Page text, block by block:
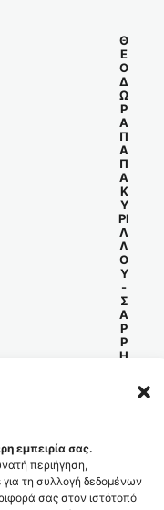
εμπειρία σας.
περιήγηση,
τη συλλογή δεδομένων
σας στον ιστότοπό
Θ
Ε
Ο
Δ
Ω
Ρ
Α
Π
Α
Π
Α
Κ
Υ
ΡΙ
Λ
Λ
Ο
Υ
-
Σ
Α
Ρ
Ρ
Η